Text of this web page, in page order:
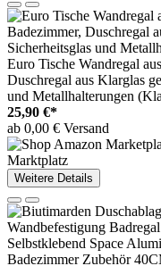
Euro Tische Wandregal
Duschregal aus Klarglas
und Metallhalterungen
25,90 €*
ab 0,00 € Versand
Marktplatz
Weitere Details